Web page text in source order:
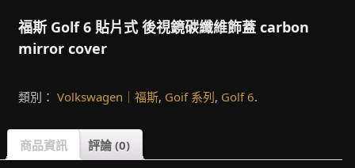
福斯 Golf 6 貼片式 後視鏡碳纖維飾蓋 carbon
mirror cover
類別： Volkswagen｜福斯, Goif 系列, Golf 6.
商品資訊 評論 (0)